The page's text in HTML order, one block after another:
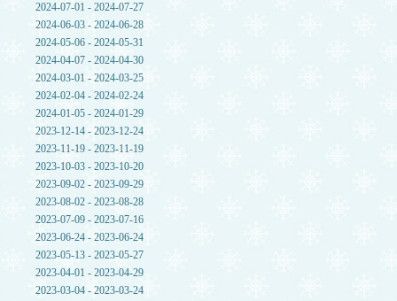
2024-07-01 - 2024-07-27
2024-06-03 - 2024-06-28
2024-05-06 - 2024-05-31
2024-04-07 - 2024-04-30
2024-03-01 - 2024-03-25
2024-02-04 - 2024-02-24
2024-01-05 - 2024-01-29
2023-12-14 - 2023-12-24
2023-11-19 - 2023-11-19
2023-10-03 - 2023-10-20
2023-09-02 - 2023-09-29
2023-08-02 - 2023-08-28
2023-07-09 - 2023-07-16
2023-06-24 - 2023-06-24
2023-05-13 - 2023-05-27
2023-04-01 - 2023-04-29
2023-03-04 - 2023-03-24